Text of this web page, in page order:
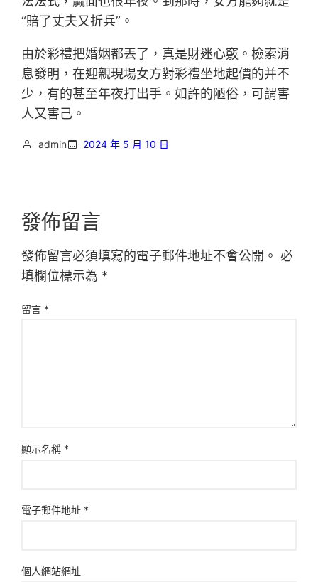
“賠了丈夫又折兵”。
由於彩禮把婚姻都丟了，真是財迷心竅。檢索消
息發明，在迎親現場女方對彩禮坐地起價的并不
少，有的甚至年夜打出手。如許的陋俗，可謂害
人又害己。
admin 2024 年 5 月 10 日
發佈留言
發佈留言必須填寫的電子郵件地址不會公開。 必
填欄位標示為 *
留言 *
顯示名稱 *
電子郵件地址 *
個人網站網址